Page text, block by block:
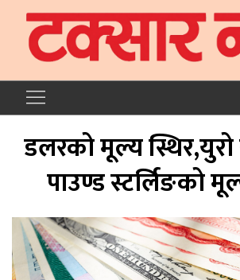
डलरको मूल्य
पाउण्ड स्टर्लिङको